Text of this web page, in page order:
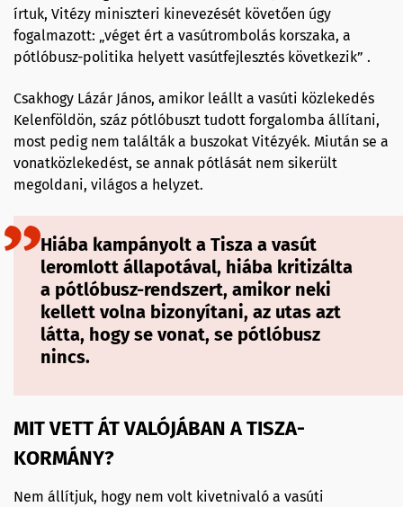
írtuk, Vitézy miniszteri kinevezését követően úgy
fogalmazott: „véget ért a vasútrombolás korszaka, a
pótlóbusz-politika helyett vasútfejlesztés következik” .
Csakhogy Lázár János, amikor leállt a vasúti közlekedés
Kelenföldön, száz pótlóbuszt tudott forgalomba állítani,
most pedig nem találták a buszokat Vitézyék. Miután se a
vonatközlekedést, se annak pótlását nem sikerült
megoldani, világos a helyzet.
Hiába kampányolt a Tisza a vasút
leromlott állapotával, hiába kritizálta
a pótlóbusz-rendszert, amikor neki
kellett volna bizonyítani, az utas azt
látta, hogy se vonat, se pótlóbusz
nincs.
MIT VETT ÁT VALÓJÁBAN A TISZA-
KORMÁNY?
Nem állítjuk, hogy nem volt kivetnivaló a vasúti